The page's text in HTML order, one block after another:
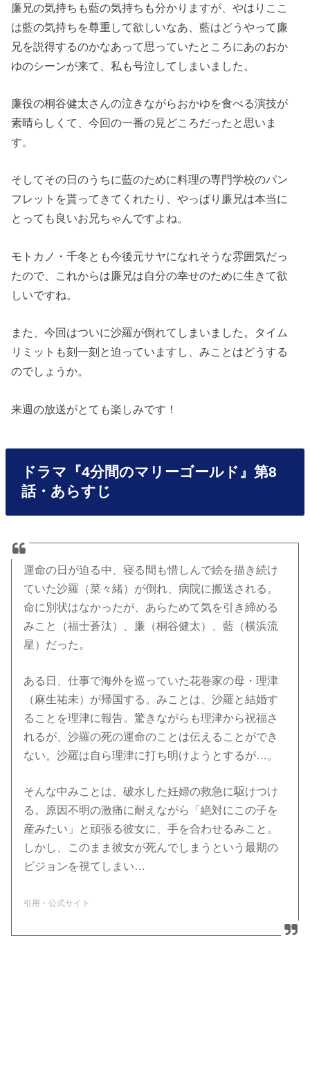
廉兄の気持ちも藍の気持ちも分かりますが、やはりここ
は藍の気持ちを尊重して欲しいなあ、藍はどうやって廉
兄を説得するのかなあって思っていたところにあのおか
ゆのシーンが来て、私も号泣してしまいました。
廉役の桐谷健太さんの泣きながらおかゆを食べる演技が
素晴らしくて、今回の一番の見どころだったと思いま
す。
そしてその日のうちに藍のために料理の専門学校のパン
フレットを貰ってきてくれたり、やっぱり廉兄は本当に
とっても良いお兄ちゃんですよね。
モトカノ・千冬とも今後元サヤになれそうな雰囲気だっ
たので、これからは廉兄は自分の幸せのために生きて欲
しいですね。
また、今回はついに沙羅が倒れてしまいました。タイム
リミットも刻一刻と迫っていますし、みことはどうする
のでしょうか。
来週の放送がとても楽しみです！
ドラマ『4分間のマリーゴールド』第8
話・あらすじ
運命の日が迫る中、寝る間も惜しんで絵を描き続け
ていた沙羅（菜々緒）が倒れ、病院に搬送される。
命に別状はなかったが、あらためて気を引き締める
みこと（福士蒼汰）、廉（桐谷健太）、藍（横浜流
星）だった。
ある日、仕事で海外を巡っていた花巻家の母・理津
（麻生祐未）が帰国する。みことは、沙羅と結婚す
ることを理津に報告。驚きながらも理津から祝福さ
れるが、沙羅の死の運命のことは伝えることができ
ない。沙羅は自ら理津に打ち明けようとするが…。
そんな中みことは、破水した妊婦の救急に駆けつけ
る。原因不明の激痛に耐えながら「絶対にこの子を
産みたい」と頑張る彼女に、手を合わせるみこと。
しかし、このまま彼女が死んでしまうという最期の
ビジョンを視てしまい…
引用・公式サイト